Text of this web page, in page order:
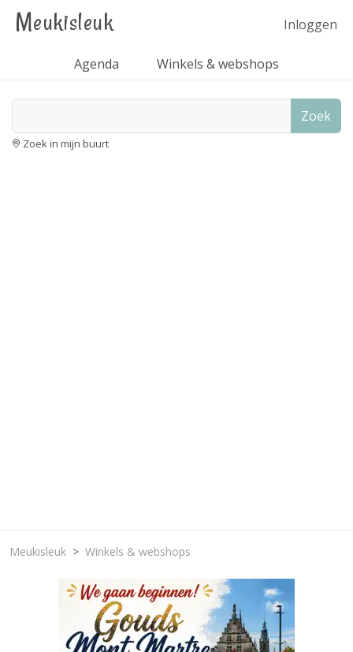
Meukisleuk Inloggen
Agenda Winkels & webshops
Zoek
Zoek in mijn buurt
Meukisleuk Winkels & webshops